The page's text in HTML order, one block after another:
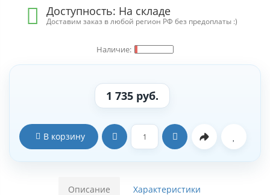
Доступность: На складе
Доставим заказ в любой регион РФ без предоплаты :)
1 735 руб.
В корзину
Описание Характеристики